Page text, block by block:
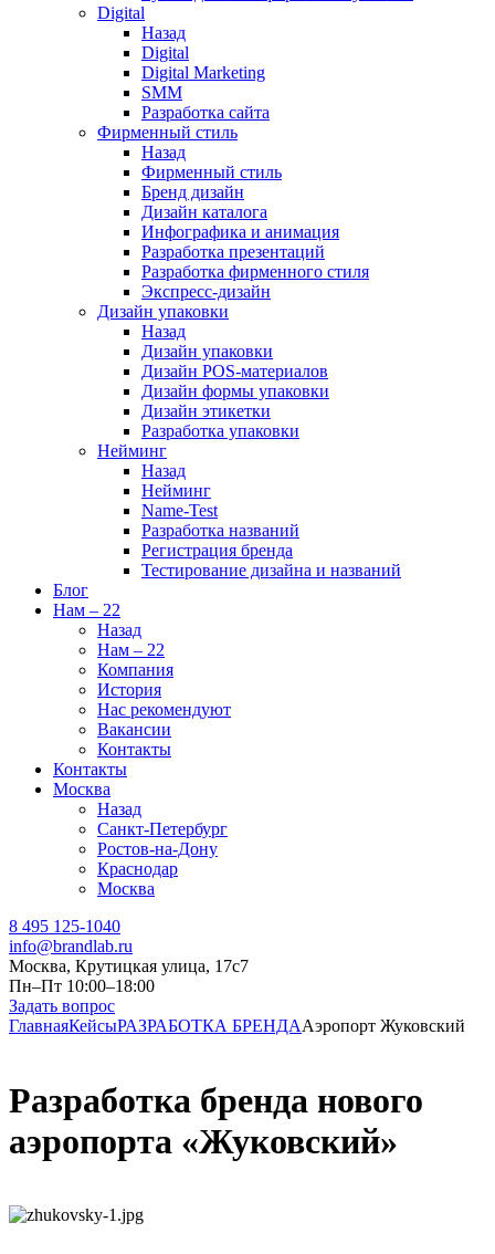
Digital
Назад
Digital
Digital Marketing
SMM
Разработка сайта
Фирменный стиль
Назад
Фирменный стиль
Бренд дизайн
Дизайн каталога
Инфографика и анимация
Разработка презентаций
Разработка фирменного стиля
Экспресс-дизайн
Дизайн упаковки
Назад
Дизайн упаковки
Дизайн POS-материалов
Дизайн формы упаковки
Дизайн этикетки
Разработка упаковки
Нейминг
Назад
Нейминг
Name-Test
Разработка названий
Регистрация бренда
Тестирование дизайна и названий
Блог
Нам – 22
Назад
Нам – 22
Компания
История
Нас рекомендуют
Вакансии
Контакты
Контакты
Москва
Назад
Санкт-Петербург
Ростов-на-Дону
Краснодар
Москва
8 495 125-1040
info@brandlab.ru
Москва, Крутицкая улица, 17с7
Пн–Пт 10:00–18:00
Задать вопрос
ГлавнаяКейсыРАЗРАБОТКА БРЕНДААэропорт Жуковский
Разработка бренда нового
аэропорта «Жуковский»